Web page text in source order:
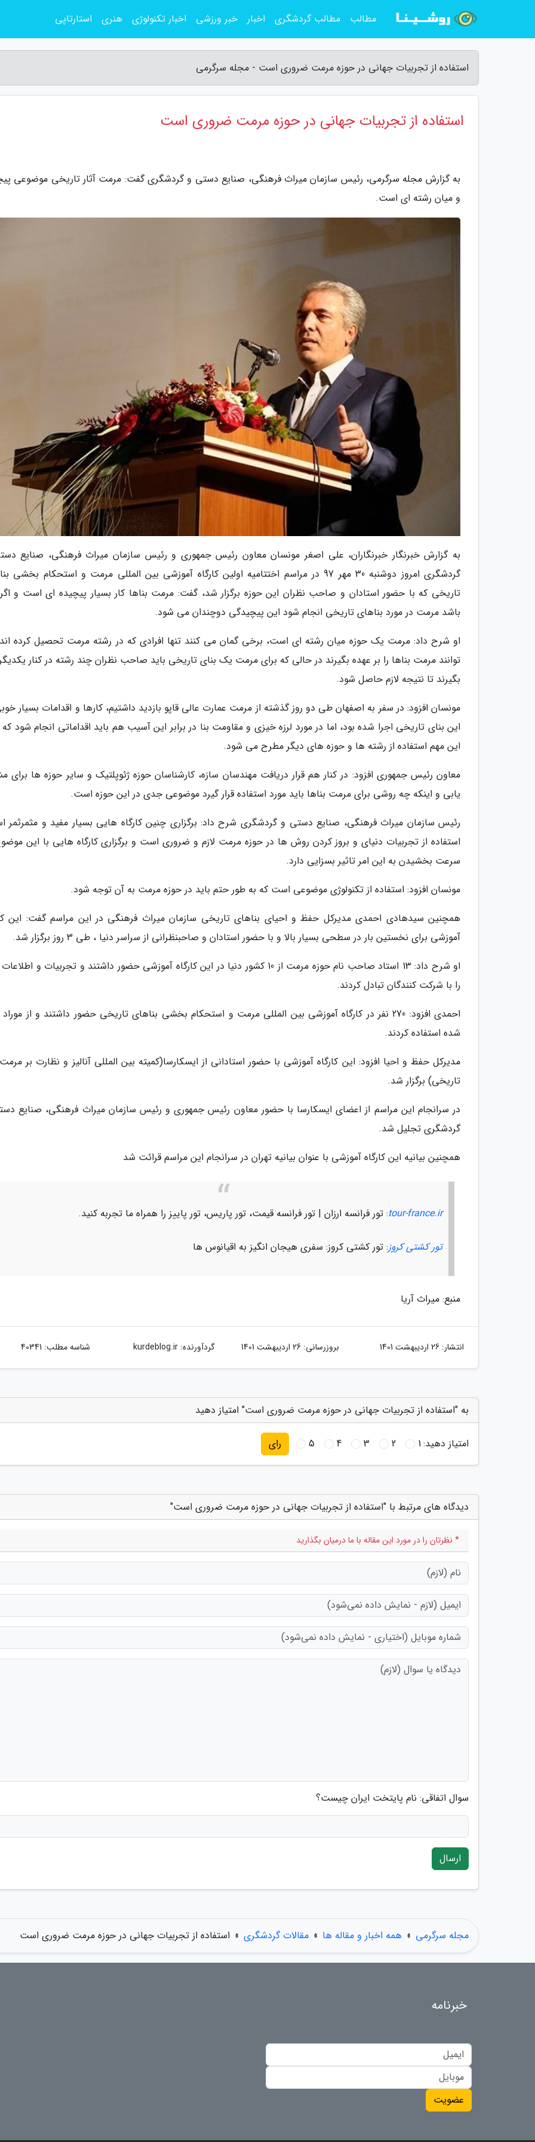
استفاده از تجربیات جهانی در حوزه مرمت ضروری است - مجله سرگرمی
استفاده از تجربیات جهانی در حوزه مرمت ضروری است
به گزارش مجله سرگرمی، رئیس سازمان میراث فرهنگی، صنایع دستی و گردشگری گفت: مرمت آثار تاریخی موضوعی
و میان رشته ای است.
به گزارش خبرنگار خبرنگاران، علی اصغر مونسان معاون رئیس جمهوری و رئیس سازمان میراث فرهنگی، صنایع
گردشگری امروز دوشنبه 30 مهر 97 در مراسم اختتامیه اولین کارگاه آموزشی بین المللی مرمت و استحکام بخشی
تاریخی که با حضور استادان و صاحب نظران این حوزه برگزار شد، گفت: مرمت بناها کار بسیار پیچیده ای است و اگر
باشد مرمت در مورد بناهای تاریخی انجام شود این پیچیدگی دوچندان می شود.
او شرح داد: مرمت یک حوزه میان رشته ای است، برخی گمان می کنند تنها افرادی که در رشته مرمت تحصیل کرده
توانند مرمت بناها را بر عهده بگیرند در حالی که برای مرمت یک بنای تاریخی باید صاحب نظران چند رشته در کنار یکدیگر
بگیرند تا نتیجه لازم حاصل شود.
مونسان افزود: در سفر به اصفهان طی دو روز گذشته از مرمت عمارت عالی قاپو بازدید داشتیم، کارها و اقدامات بسیار
این بنای تاریخی اجرا شده بود، اما در مورد لرزه خیزی و مقاومت بنا در برابر این آسیب هم باید اقداماتی انجام شود که
این مهم استفاده از رشته ها و حوزه های دیگر مطرح می شود.
معاون رئیس جمهوری افزود: در کنار هم قرار دریافت مهندسان سازه، کارشناسان حوزه ژئوپلتیک و سایر حوزه ها برای
یابی و اینکه چه روشی برای مرمت بناها باید مورد استفاده قرار گیرد موضوعی جدی در این حوزه است.
رئیس سازمان میراث فرهنگی، صنایع دستی و گردشگری شرح داد: برگزاری چنین کارگاه هایی بسیار مفید و مثمرثمر
استفاده از تجربیات دنیای و بروز کردن روش ها در حوزه مرمت لازم و ضروری است و برگزاری کارگاه هایی با این
سرعت بخشیدن به این امر تاثیر بسزایی دارد.
مونسان افزود: استفاده از تکنولوژی موضوعی است که به طور حتم باید در حوزه مرمت به آن توجه شود.
همچنین سیدهادی احمدی مدیرکل حفظ و احیای بناهای تاریخی سازمان میراث فرهنگی در این مراسم گفت: این
آموزشی برای نخستین بار در سطحی بسیار بالا و با حضور استادان و صاحبنظرانی از سراسر دنیا ، طی 3 روز برگزار شد.
او شرح داد: 13 استاد صاحب نام حوزه مرمت از 10 کشور دنیا در این کارگاه آموزشی حضور داشتند و تجربیات و
را با شرکت کنندگان تبادل کردند.
احمدی افزود: 270 نفر در کارگاه آموزشی بین المللی مرمت و استحکام بخشی بناهای تاریخی حضور داشتند و از موراد
شده استفاده کردند.
مدیرکل حفظ و احیا افزود: این کارگاه آموزشی با حضور استادانی از ایسکارسا(کمیته بین المللی آنالیز و نظارت بر مرمت
تاریخی) برگزار شد.
در سرانجام این مراسم از اعضای ایسکارسا با حضور معاون رئیس جمهوری و رئیس سازمان میراث فرهنگی، صنایع
گردشگری تجلیل شد.
همچنین بیانیه این کارگاه آموزشی با عنوان بیانیه تهران در سرانجام این مراسم قرائت شد
tour-france.ir: تور فرانسه ارزان | تور فرانسه قیمت، تور پاریس، تور پاییز را همراه ما تجربه کنید.
تور کشتی کروز: تور کشتی کروز: سفری هیجان انگیز به اقیانوس ها
منبع: میراث آریا
انتشار: 26 اردیبهشت 1401 بروزرسانی: 26 اردیبهشت 1401 گردآورنده:kurdeblog.ir شناسه مطلب: 40341
به "استفاده از تجربیات جهانی در حوزه مرمت ضروری است" امتیاز دهید
امتیاز دهید:1
2
3
4
5 رای
دیدگاه های مرتبط با "استفاده از تجربیات جهانی در حوزه مرمت ضروری است"
* نظرتان را در مورد این مقاله با ما درمیان بگذارید
سوال اتفاقی: نام پایتخت ایران چیست؟
ارسال
مجله سرگرمی » همه اخبار و مقاله ها » مقالات گردشگری » استفاده از تجربیات جهانی در حوزه مرمت ضروری است
مطالب مطالب گردشگری اخبار خبر ورزشی اخبار تکنولوژی هنری استارتاپی
خبرنامه
عضویت